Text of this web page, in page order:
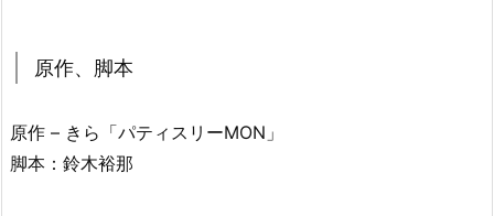
原作、脚本
原作 – きら「パティスリーMON」
脚本：鈴木裕那